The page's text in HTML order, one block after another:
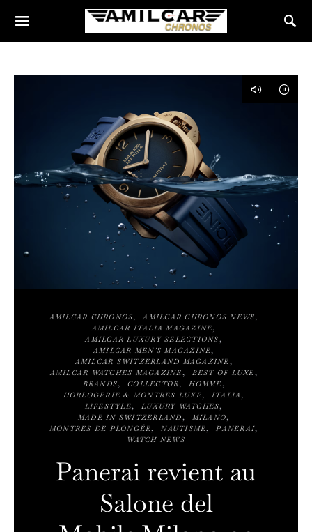
AMILCAR CHRONOS
AMILCAR CHRONOS NEWS
AMILCAR ITALIA MAGAZINE
AMILCAR LUXURY SELECTIONS
AMILCAR MEN'S MAGAZINE
AMILCAR SWITZERLAND MAGAZINE
AMILCAR WATCHES MAGAZINE
BEST OF LUXE
BRANDS
COLLECTOR
HOMME
HORLOGERIE & MONTRES LUXE
ITALIA
LIFESTYLE
LUXURY WATCHES
MADE IN SWITZERLAND
MILANO
MONTRES DE PLONGÉE
NAUTISME
PANERAI
WATCH NEWS
Panerai revient au
Salone del